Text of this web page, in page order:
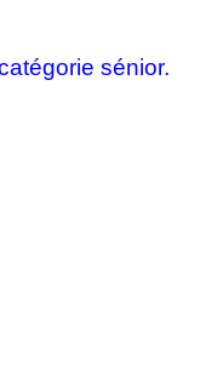
sénior.